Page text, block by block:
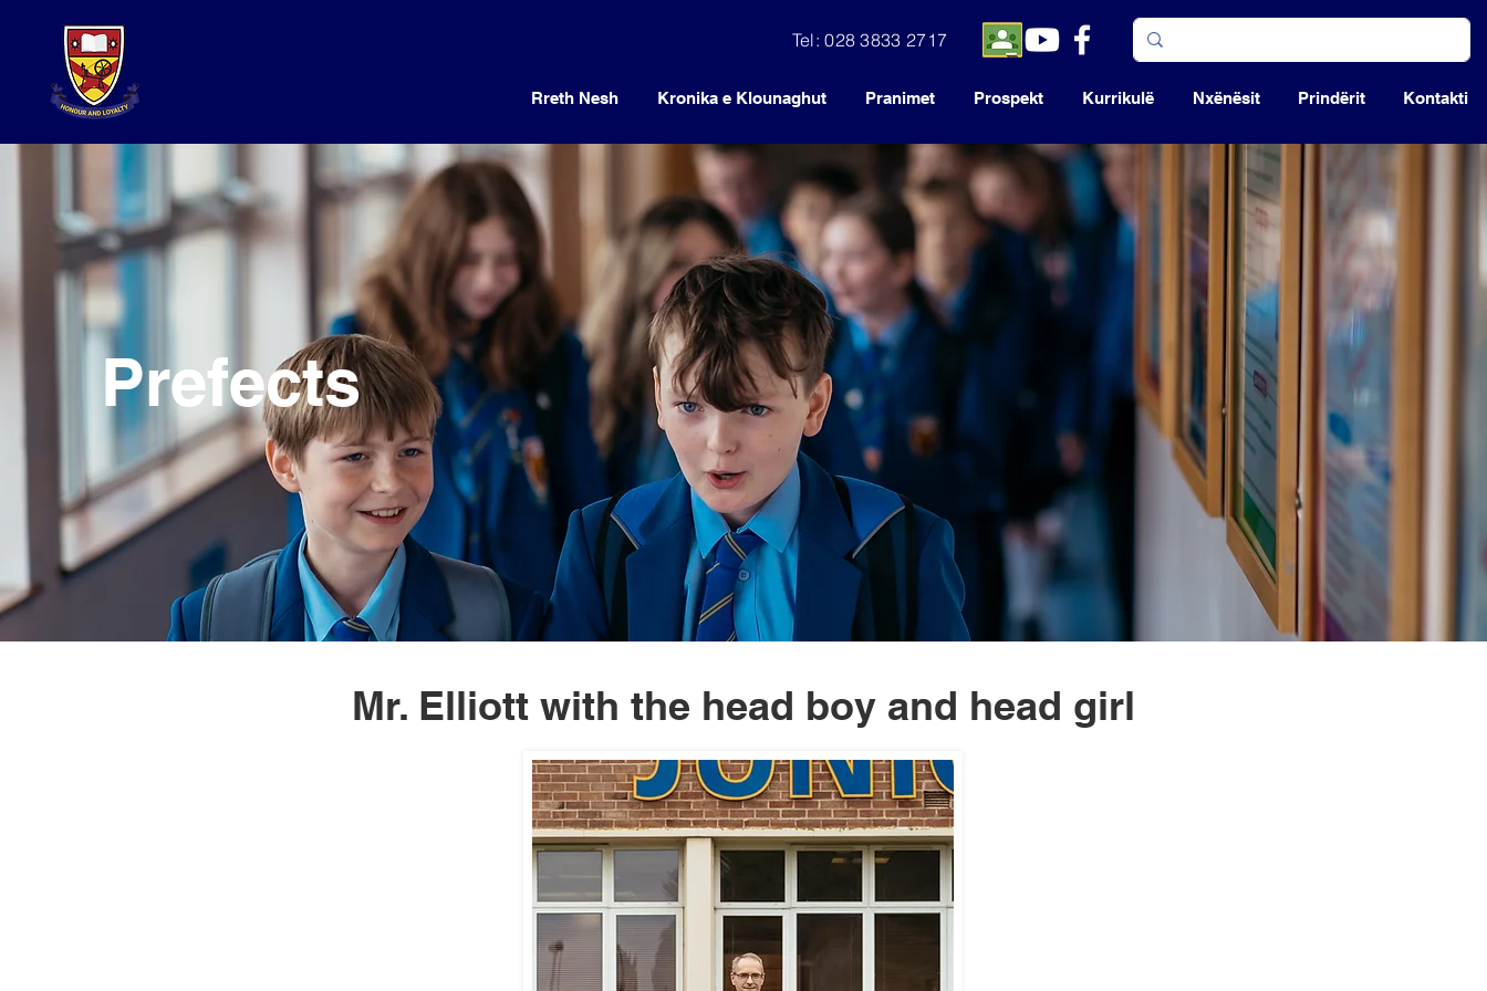
Tel: 028 3833 2717
Rreth Nesh Kronika e Klounaghut Pranimet Prospekt Kurrikulë Nxënësit Prindërit Kontakti
Prefects
Mr. Elliott with the head boy and head girl